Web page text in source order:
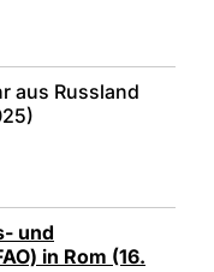
aus Russland
und
in Rom (16.